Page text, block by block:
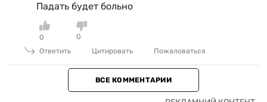
Падать будет больно
0
0
Ответить
Цитировать Пожаловаться
ВСЕ КОММЕНТАРИИ